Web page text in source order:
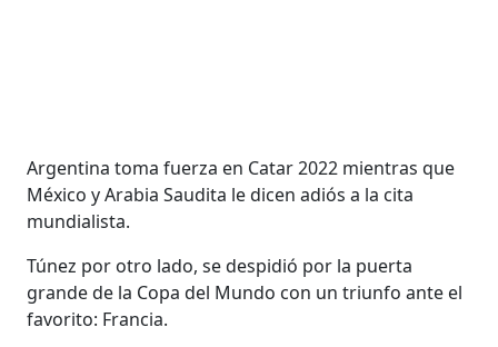
Argentina toma fuerza en Catar 2022 mientras que
México y Arabia Saudita le dicen adiós a la cita
mundialista.
Túnez por otro lado, se despidió por la puerta
grande de la Copa del Mundo con un triunfo ante el
favorito: Francia.